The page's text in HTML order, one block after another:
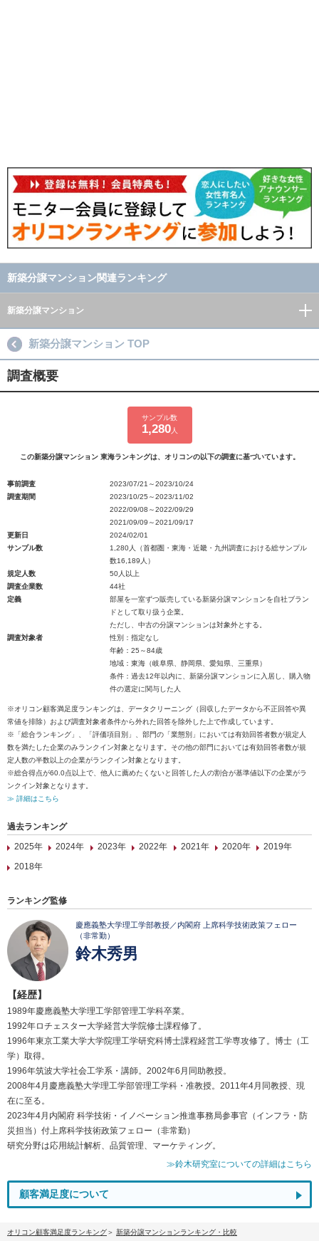
新築分譲マンション関連ランキング
新築分譲マンション
新築分譲マンション TOP
調査概要
サンプル数
1,280人
この新築分譲マンション 東海ランキングは、オリコンの以下の調査に基づいています。
事前調査
2023/07/21～2023/10/24
調査期間
2023/10/25～2023/11/02
2022/09/08～2022/09/29
2021/09/09～2021/09/17
更新日
2024/02/01
サンプル数
1,280人（首都圏・東海・近畿・九州調査における総サンプル
数16,189人）
規定人数
50人以上
調査企業数
44社
定義
部屋を一室ずつ販売している新築分譲マンションを自社ブラン
ドとして取り扱う企業。
ただし、中古の分譲マンションは対象外とする。
調査対象者
性別：指定なし
年齢：25～84歳
地域：東海（岐阜県、静岡県、愛知県、三重県）
条件：過去12年以内に、新築分譲マンションに入居し、購入物
件の選定に関与した人
※オリコン顧客満足度ランキングは、データクリーニング（回収したデータから不正回答や異
常値を排除）および調査対象者条件から外れた回答を除外した上で作成しています。
※「総合ランキング」、「評価項目別」、部門の「業態別」においては有効回答者数が規定人
数を満たした企業のみランクイン対象となります。その他の部門においては有効回答者数が規
定人数の半数以上の企業がランクイン対象となります。
※総合得点が60.0点以上で、他人に薦めたくないと回答した人の割合が基準値以下の企業がラ
ンクイン対象となります。
≫ 詳細はこちら
過去ランキング
2025年
2024年 2023年 2022年 2021年 2020年
2019年
2018年
ランキング監修
慶應義塾大学理工学部教授／内閣府 上席科学技術政策フェロー
（非常勤）
鈴木秀男
【経歴】
1989年慶應義塾大学理工学部管理工学科卒業。
1992年ロチェスター大学経営大学院修士課程修了。
1996年東京工業大学大学院理工学研究科博士課程経営工学専攻修了。博士（工
学）取得。
1996年筑波大学社会工学系・講師。2002年6月同助教授。
2008年4月慶應義塾大学理工学部管理工学科・准教授。2011年4月同教授、現
在に至る。
2023年4月内閣府 科学技術・イノベーション推進事務局参事官（インフラ・防
災担当）付上席科学技術政策フェロー（非常勤）
研究分野は応用統計解析、品質管理、マーケティング。
≫鈴木研究室についての詳細はこちら
顧客満足度について
オリコン顧客満足度ランキング
新築分譲マンションランキング・比較